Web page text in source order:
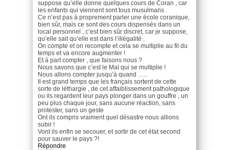
suppose qu’elle donne quelques cours de Coran , car
les enfants qui viennent sont tous musulmans .
Ce n’est pas à proprement parler une école coranique,
bien sûr, mais ce sont des cours dispensés dans un
local personnel , c’est bien sûr discret, car je suppose,
qu’elle sait qu’elle est dans l’illégalité .
On compte et on recompte et cela se multiplie au fil du
temps et va encore augmenter !
Et à part compter , que faisons nous ?
Nous savons que c’est le Mal qui se multiplie !
Nous allons compter jusqu’à quand …..
Il est grand temps que les français sortent de cette
sorte de léthargie , de cet affaiblissement pathologique
ou ils regardent leur pays plonger dans un gouffre , un
peu plus chaque jour, sans aucune réaction, sans
protester, sans un geste
Ont ils compris vraiment quel désastre nous allions
subir !
Vont ils enfin se secouer, et sortir de cet état second
pour sauver le pays ?!
Répondre